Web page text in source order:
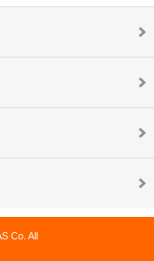
Co. All